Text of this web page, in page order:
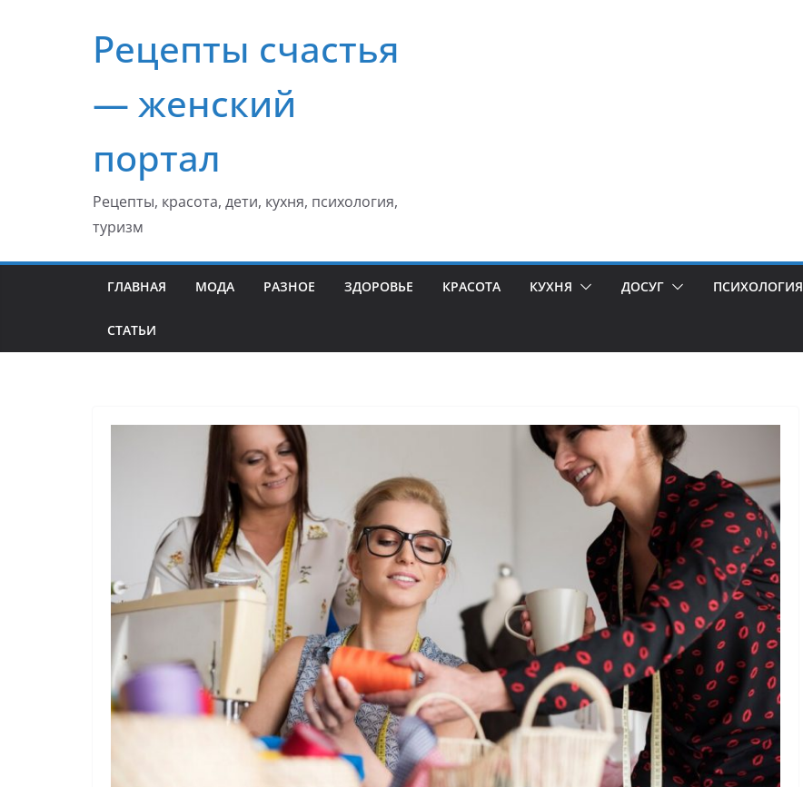
содержимомуРецепты счастья
— женский
портал
Рецепты, красота, дети, кухня, психология,
туризм
ГЛАВНАЯ МОДА РАЗНОЕ ЗДОРОВЬЕ КРАСОТА КУХНЯ ДОСУГ ПСИХОЛОГИЯ
СТАТЬИ